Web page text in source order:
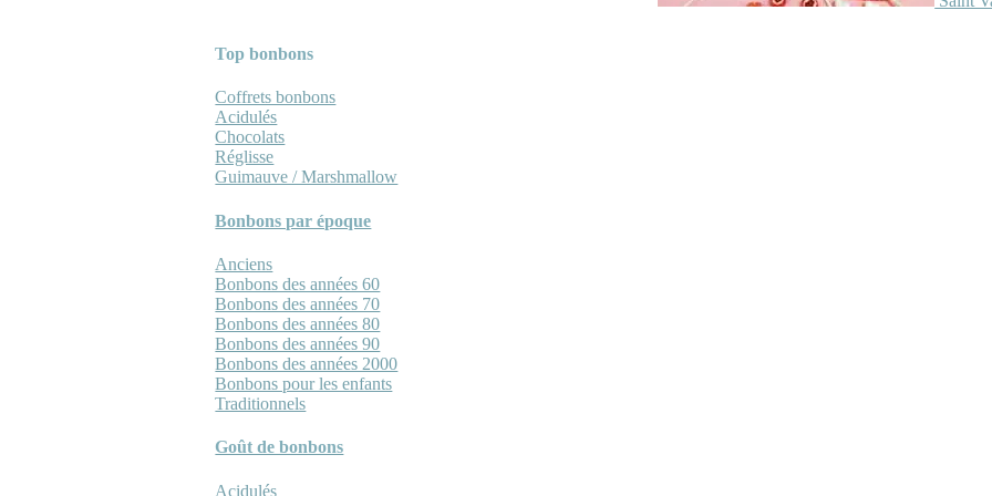
Top bonbons
Coffrets bonbons
Acidulés
Chocolats
Réglisse
Guimauve / Marshmallow
Bonbons par époque
Anciens
Bonbons des années 60
Bonbons des années 70
Bonbons des années 80
Bonbons des années 90
Bonbons des années 2000
Bonbons pour les enfants
Traditionnels
Goût de bonbons
Acidulés